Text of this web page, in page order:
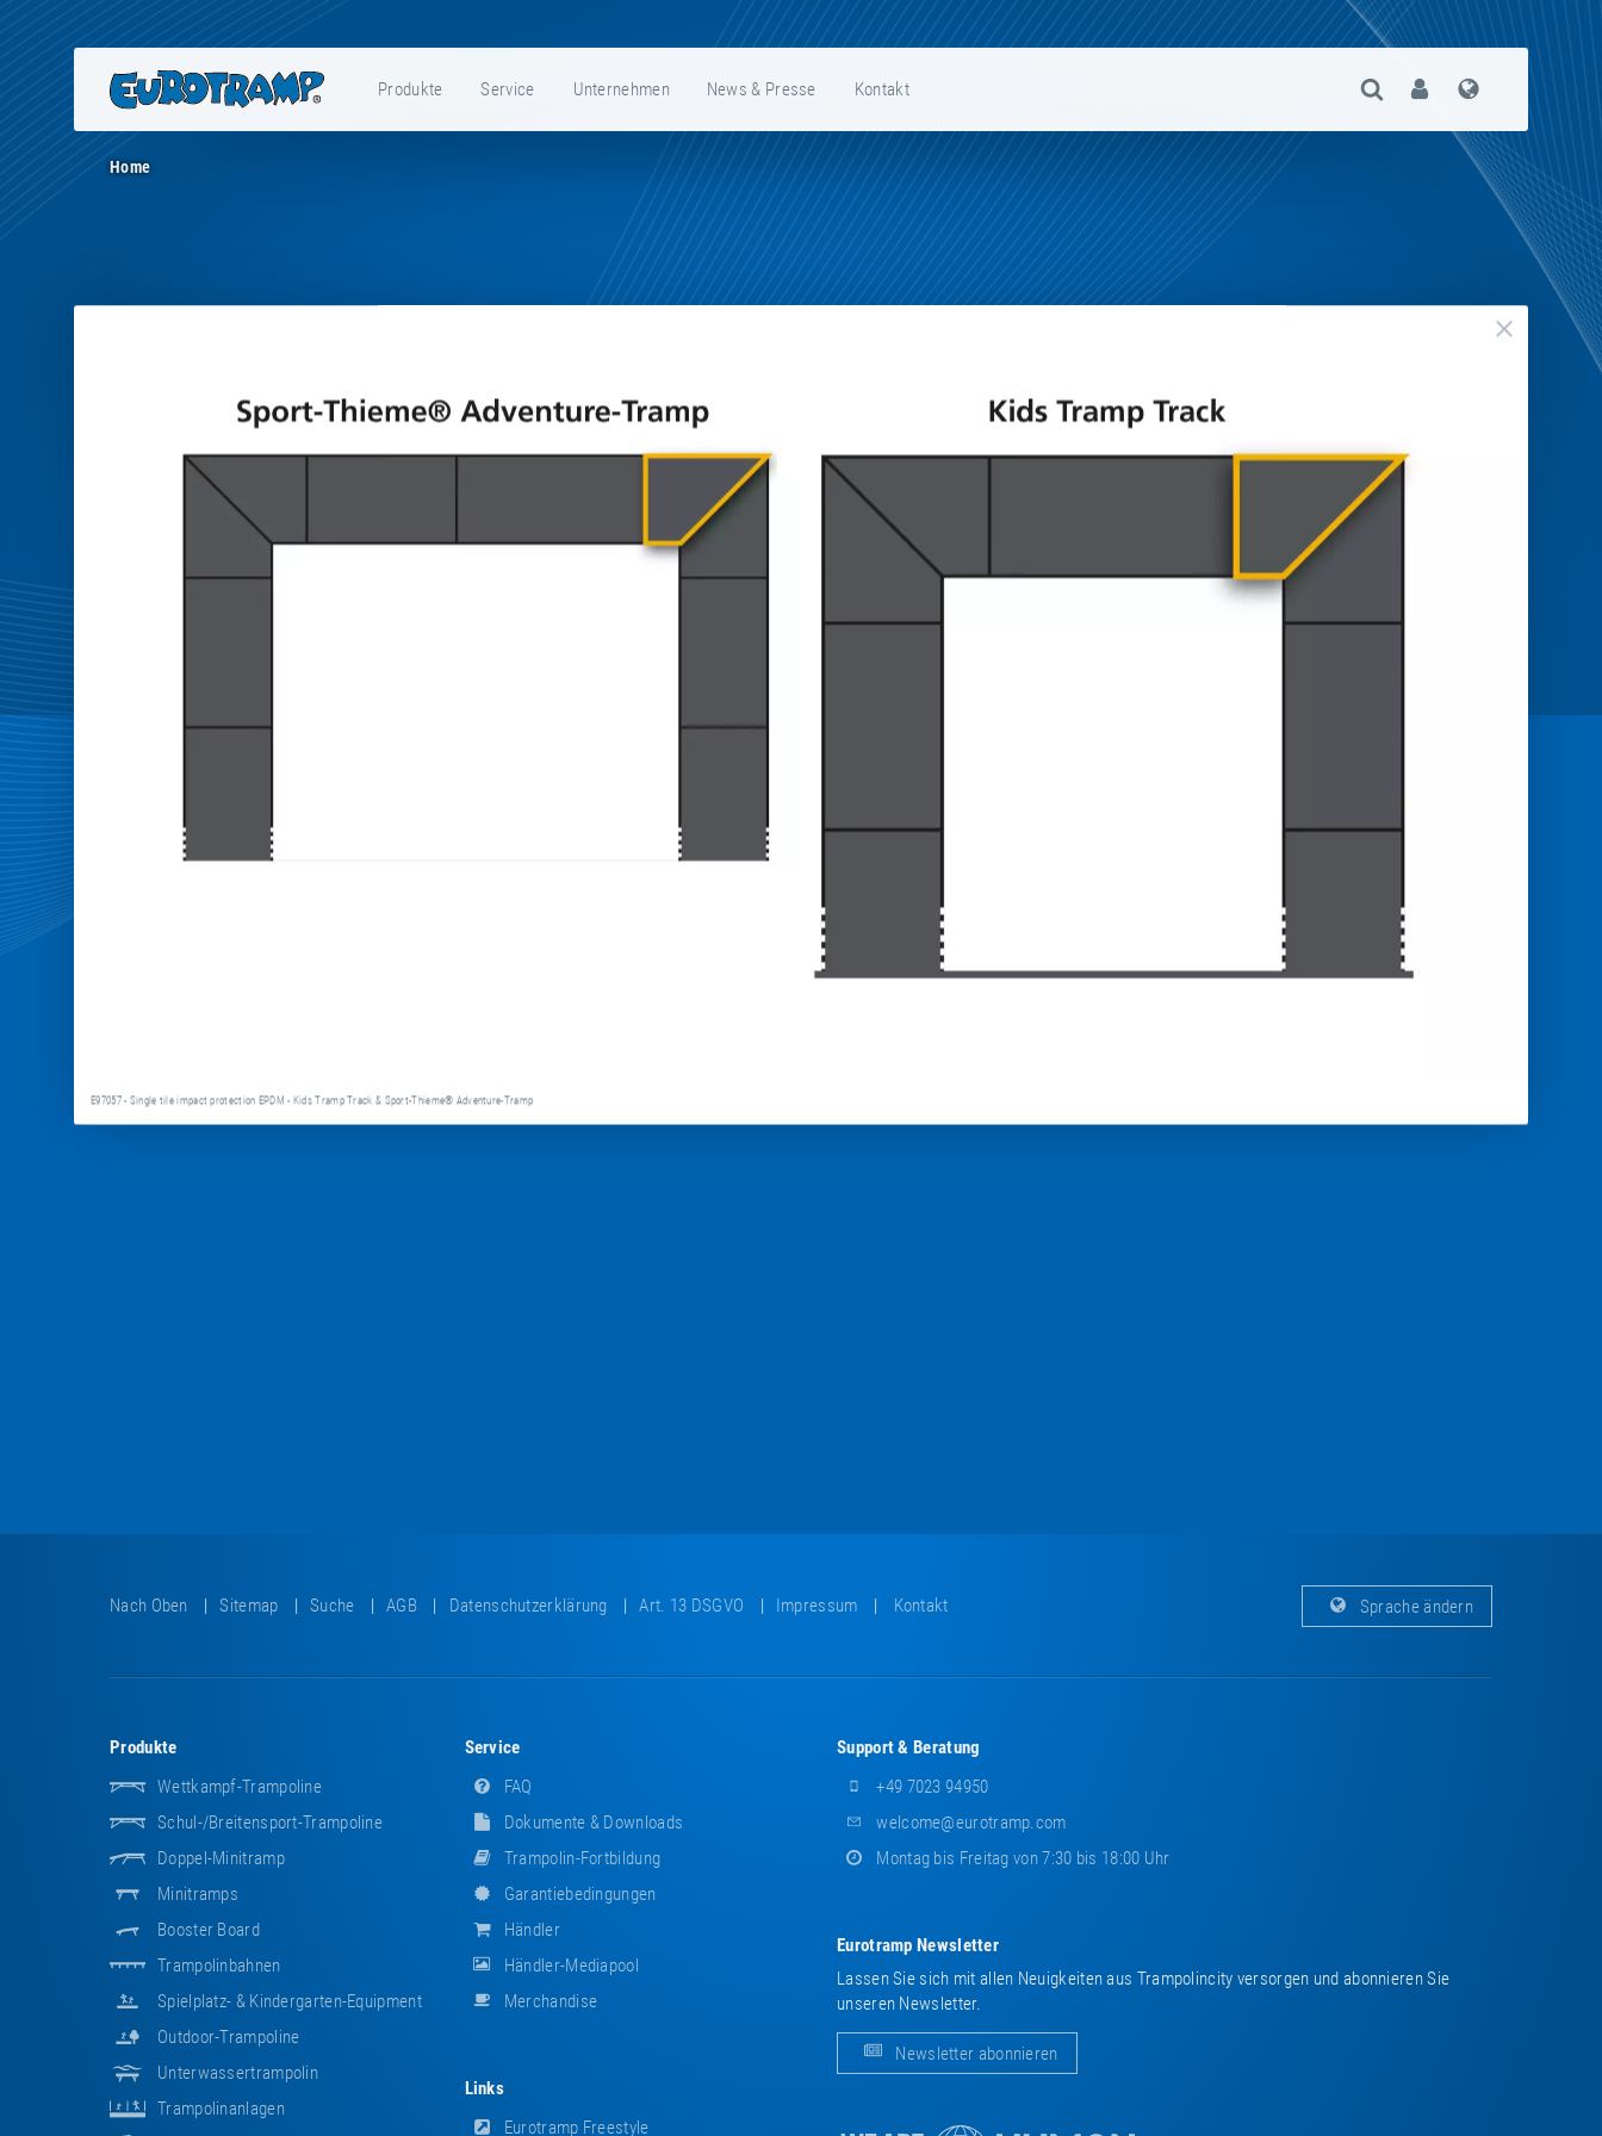
Produkte Service Unternehmen News & Presse Kontakt Suche Öffnen
User Sprache
Home
E97057 - Single tile impact protection EPDM - Kids Tramp Track & Sport-Thieme® Adventure-Tramp
Nach Oben Sitemap Suche AGB Datenschutzerklärung Art. 13 DSGVO Impressum Kontakt Sprache ändern
Produkte
Wettkampf-Trampoline
Schul-/Breitensport-Trampoline
Doppel-Minitramp
Minitramps
Booster Board
Trampolinbahnen
Spielplatz- & Kindergarten-Equipment
Outdoor-Trampoline
Unterwassertrampolin
Trampolinanlagen
Service
FAQ
Dokumente & Downloads
Trampolin-Fortbildung
Garantiebedingungen
Händler
Händler-Mediapool
Merchandise
Links
Eurotramp Freestyle
Support & Beratung
+49 7023 94950
welcome@eurotramp.com
Montag bis Freitag von 7:30 bis 18:00 Uhr
Eurotramp Newsletter
Lassen Sie sich mit allen Neuigkeiten aus Trampolincity versorgen und abonnieren Sie
unseren Newsletter.
Newsletter abonnieren